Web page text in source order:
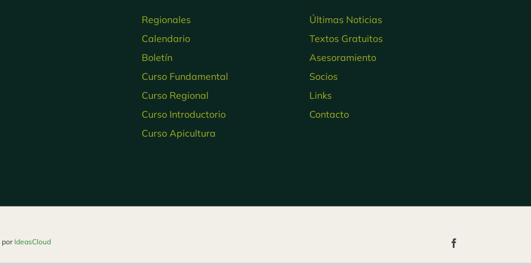
Regionales
Calendario
Boletín
Curso Fundamental
Curso Regional
Curso Introductorio
Curso Apicultura
Últimas Noticias
Textos Gratuitos
Asesoramiento
Socios
Links
Contacto
porIdeasCloud